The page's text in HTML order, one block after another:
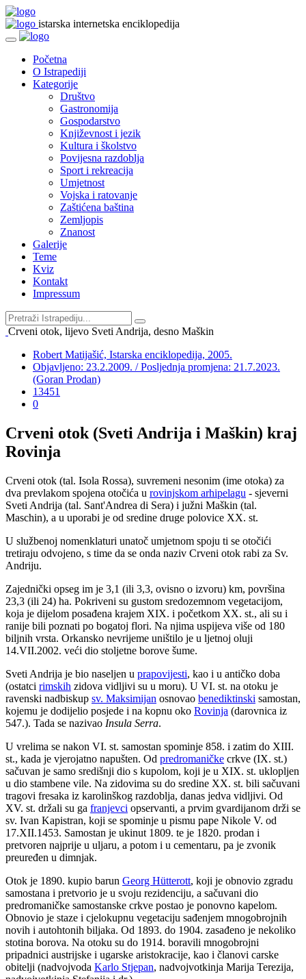
istarska internetska enciklopedija
Početna
O Istrapediji
Kategorije
Društvo
Gastronomija
Gospodarstvo
Književnost i jezik
Kultura i školstvo
Povijesna razdoblja
Sport i rekreacija
Umjetnost
Vojska i ratovanje
Zaštićena baština
Zemljopis
Znanost
Galerije
Teme
Kviz
Kontakt
Impressum
Crveni otok, lijevo Sveti Andrija, desno Maškin
Robert Matijašić, Istarska enciklopedija, 2005.
Objavljeno: 23.2.2009. / Posljednja promjena: 21.7.2023.
(Goran Prodan)
13451
0
Crveni otok (Sveti Andrija i Maškin) kraj
Rovinja
Crveni otok (tal. Isola Rossa), suvremeni nesonim (ime otoka) za
dva prevlakom spojena otočića u rovinjskom arhipelagu - sjeverni
Sveti Andrija (tal. Sant'Andrea di Sera) i južni Maškin (tal.
Maschin), a u uporabi je od sredine druge polovice XX. st.
U službenoj nomenklaturi unatoč umjetnom spoju ti se otočići
tretiraju odvojeno, s time da se onda naziv Crveni otok rabi za Sv.
Andriju.
Zajednički opseg im je 3,1 (ili 3,3, ovisno o izvoru) km, površina
23,3 (ili 24) ha. Pokriveni su gustom sredozemnom vegetacijom,
koja je dijelom posađena krajem XIX. i početkom XX. st., ali su i
ranije bili poznati po bogatoj flori. Na njima uspijeva više od 180
biljnih vrsta. Orkansko nevrijeme uništilo je u ljetnoj oluji
14.VII.2002. veći dio stoljetne borove šume.
Sveti Andrija je bio naseljen u prapovijesti, kao i u antičko doba
(ostatci rimskih zidova vidljivi su u moru). U VI. st. na otoku je
ravenski nadbiskup sv. Maksimijan osnovao benediktinski samostan,
kojemu je dodijelio posjede i na kopnu oko Rovinja (darovnica iz
547.). Tada se nazivao Insula Serra.
U vrelima se nakon VI. st. samostan spominje 858. i zatim do XIII.
st., kada je vjerojatno napušten. Od predromaničke crkve (IX. st.)
sačuvan je samo središnji dio s kupolom, koji je u XIX. st. uklopljen
u dio stambene vile. Na zidovima su do sredine XX. st. bili sačuvani
tragovi fresaka iz karolinškog razdoblja, danas jedva vidljivi. Od
XV. st. držali su ga franjevci opservanti, a prvim gvardijanom drži se
sv. Ivan Kapistran, koji se spominje u pismu pape Nikole V. od
17.XII.1453. Samostan je ukinut 1809. te je 1820. prodan i
pretvoren najprije u uljaru, a potom i u cementaru, pa je zvonik
preuređen u dimnjak.
Otok je 1890. kupio barun Georg Hütterott, koji je obnovio zgradu
samostana i pretvorio je u svoju rezidenciju, a sačuvani dio
predromaničke samostanske crkve postao je ponovno kapelom.
Obnovio je staze i cjelokupnu vegetaciju sađenjem mnogobrojnih
novih i autohtonih biljaka. Od 1893. do 1904. zasađeno je nekoliko
stotina borova. Na otoku su do 1914. boravili mnogobrojni
pripadnici austrijske i ugarske aristokracije, kao i članovi carske
obitelji (nadvojvoda Karlo Stjepan, nadvojvotkinja Marija Terezija,